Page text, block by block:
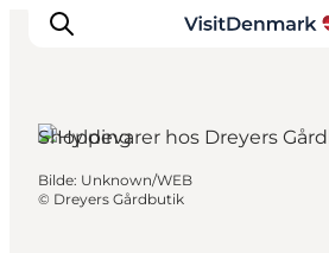
Inspirasjon
Shopping
Bilde: Unknown/WEB
© Dreyers Gårdbutik